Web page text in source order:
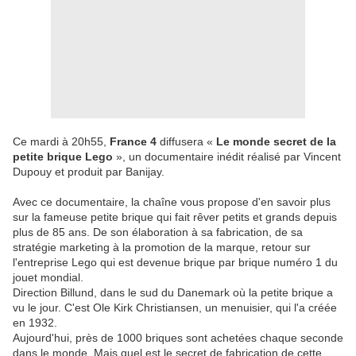
Ce mardi à 20h55, France 4 diffusera « Le monde secret de la
petite brique Lego », un documentaire inédit réalisé par Vincent
Dupouy et produit par Banijay.
Avec ce documentaire, la chaîne vous propose d'en savoir plus
sur la fameuse petite brique qui fait rêver petits et grands depuis
plus de 85 ans. De son élaboration à sa fabrication, de sa
stratégie marketing à la promotion de la marque, retour sur
l'entreprise Lego qui est devenue brique par brique numéro 1 du
jouet mondial.
Direction Billund, dans le sud du Danemark où la petite brique a
vu le jour. C'est Ole Kirk Christiansen, un menuisier, qui l'a créée
en 1932.
Aujourd'hui, près de 1000 briques sont achetées chaque seconde
dans le monde. Mais quel est le secret de fabrication de cette